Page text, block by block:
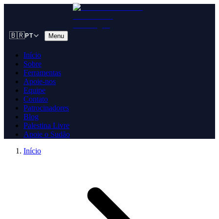
🇧🇷PT Menu
Início
Sobre
Ferramentas
Apoie-nos
Equipe
Contato
Patrocinadores
Blog
Palestina Livre
Apoie o Sudão
Início